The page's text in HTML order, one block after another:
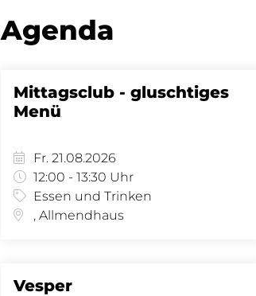
Agenda
Mittagsclub - gluschtiges
Menü
Fr. 21.08.2026
12:00 - 13:30 Uhr
Essen und Trinken
, Allmendhaus
Vesper